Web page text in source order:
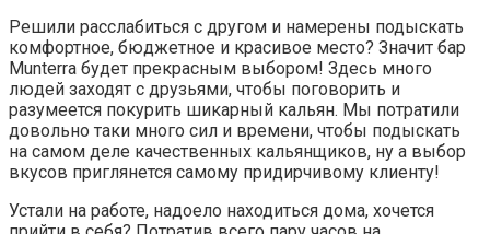
Решили расслабиться с другом и намерены подыскать
комфортное, бюджетное и красивое место? Значит бар
Munterra будет прекрасным выбором! Здесь много
людей заходят с друзьями, чтобы поговорить и
разумеется покурить шикарный кальян. Мы потратили
довольно таки много сил и времени, чтобы подыскать
на самом деле качественных кальянщиков, ну а выбор
вкусов приглянется самому придирчивому клиенту!
Устали на работе, надоело находиться дома, хочется